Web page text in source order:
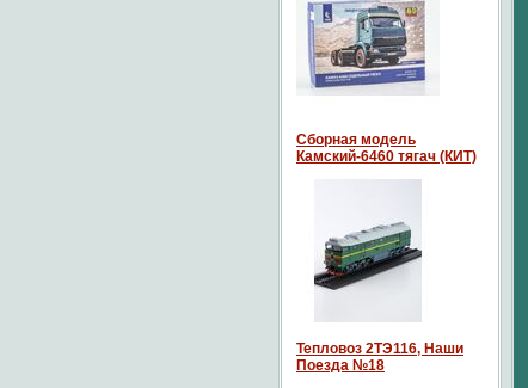
Сборная модель
Камский-6460 тягач (КИТ)
Тепловоз 2ТЭ116, Наши
Поезда №18